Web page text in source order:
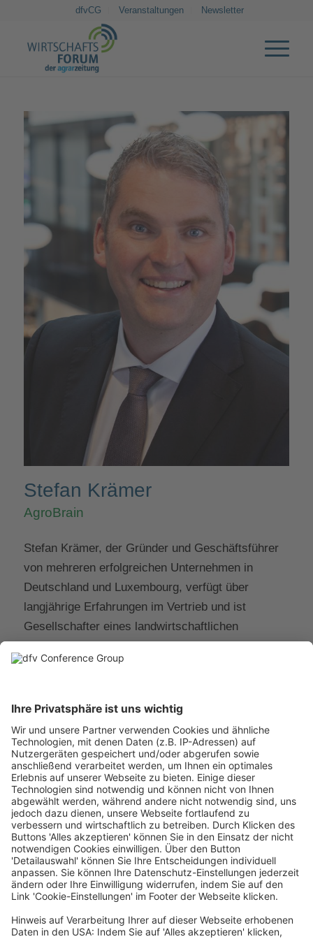
dfvCG Veranstaltungen Newsletter
Stefan Krämer
AgroBrain
Stefan Krämer, der Gründer und Geschäftsführer
von mehreren erfolgreichen Unternehmen in
Deutschland und Luxembourg, verfügt über
langjährige Erfahrungen im Vertrieb und ist
Gesellschafter eines landwirtschaftlichen
Veredelungsbetriebs.
Seminarteilnehmer, so bewegt er Menschen dazu
mehr zu geben als das primär Geforderte. In
zahlreichen Vertriebsseminaren und Workshops
zur erfolgreichen Einführung softwaregestützten
Vertriebssteuerung befähigt er Unternehmen im
Agribusiness noch erfolgreicher zu verkaufen.
Aus seinen zahlreichen Erfahrungen entstanden
diverse zukunftsfähige Führungskonzepte und
Kundenbindungsansätze. Durch sein Konzept für
die Einführung von Kundenbindungssoftware führt
er Menschen vom anfänglichen Widerstand zur